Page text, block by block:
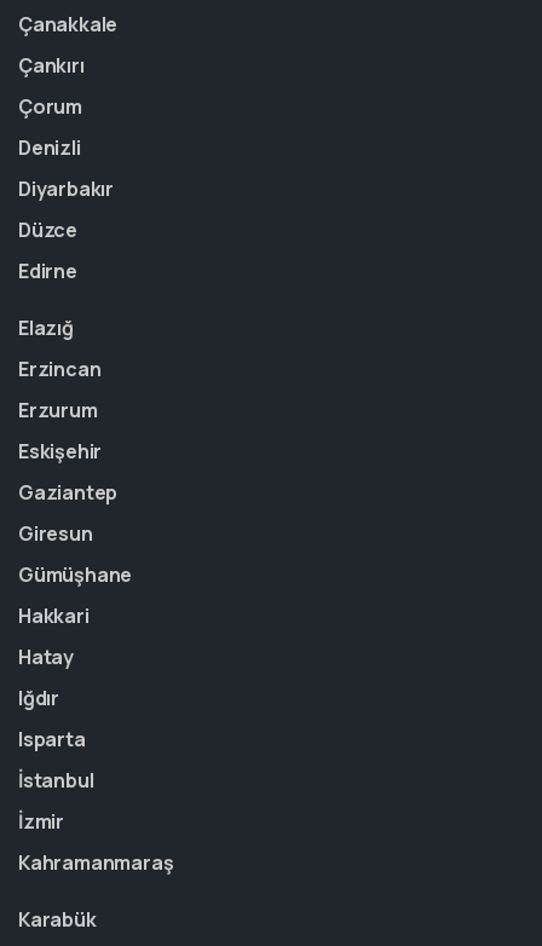
Çanakkale
Çankırı
Çorum
Denizli
Diyarbakır
Düzce
Edirne
Elazığ
Erzincan
Erzurum
Eskişehir
Gaziantep
Giresun
Gümüşhane
Hakkari
Hatay
Iğdır
Isparta
İstanbul
İzmir
Kahramanmaraş
Karabük